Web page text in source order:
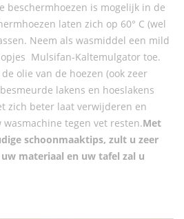
beschermhoezen is mogelijk in de
laten zich op 60° C (wel
Neem als wasmiddel een mild
Mulsifan-Kaltemulgator toe.
olie van de hoezen (ook zeer
lakens en hoeslakens
zich beter laat verwijderen en
tegen vet resten.Met
schoonmaaktips, zult u zeer
materiaal en uw tafel zal u